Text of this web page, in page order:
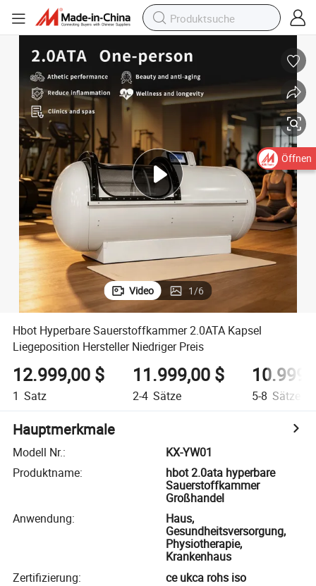
Video 1/6
Hbot Hyperbare Sauerstoffkammer 2.0ATA Kapsel
Liegeposition Hersteller Niedriger Preis
12.999,00 $
1 Satz
11.999,00 $
2-4 Sätze 5-8 Sätze
Hauptmerkmale
Modell Nr.:
KX-YW01
Produktname:
hbot 2.0ata hyperbare
Sauerstoffkammer
Großhandel
Anwendung:
Haus,
Gesundheitsversorgung,
Physiotherapie,
Krankenhaus
Zertifizierung:
ce ukca rohs iso
Öffnen